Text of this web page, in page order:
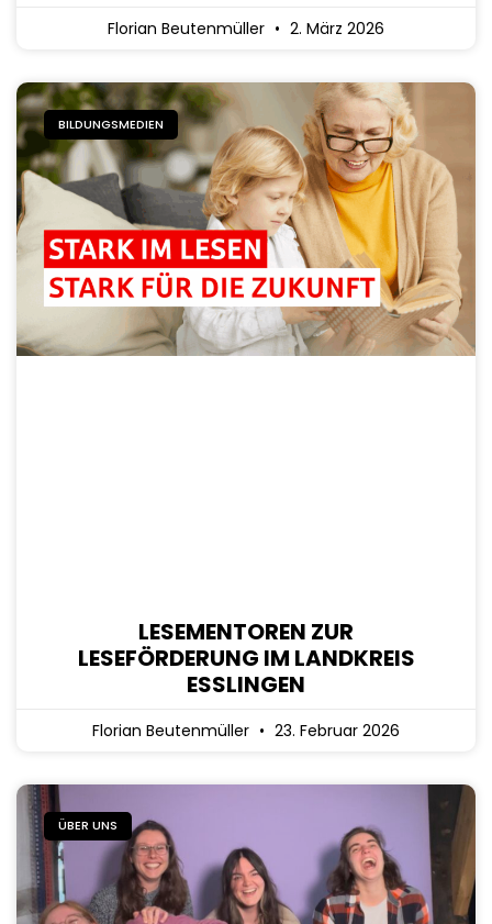
Florian Beutenmüller 2. März 2026
BILDUNGSMEDIEN
LESEMENTOREN ZUR
LESEFÖRDERUNG IM LANDKREIS
ESSLINGEN
Florian Beutenmüller 23. Februar 2026
ÜBER UNS